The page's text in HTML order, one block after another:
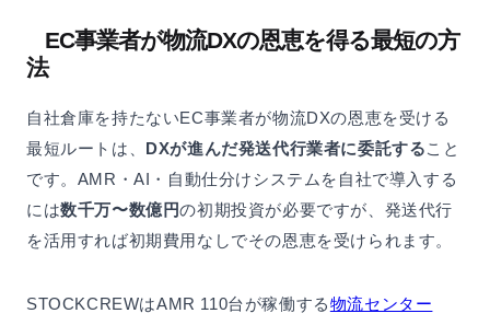
EC事業者が物流DXの恩恵を得る最短の方
法
自社倉庫を持たないEC事業者が物流DXの恩恵を受ける
最短ルートは、 DXが進んだ発送代行業者に委託すること
です。AMR・AI・自動仕分けシステムを自社で導入する
には数千万〜数億円の初期投資が必要ですが、発送代行
を活用すれば初期費用なしでその恩恵を受けられます。
STOCKCREWはAMR 110台が稼働する物流センター